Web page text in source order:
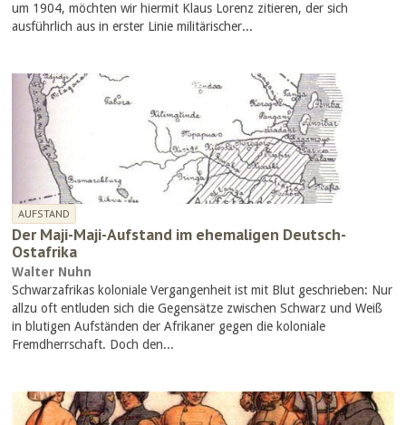
um 1904, möchten wir hiermit Klaus Lorenz zitieren, der sich
ausführlich aus in erster Linie militärischer...
AUFSTAND
Der Maji-Maji-Aufstand im ehemaligen Deutsch-
Ostafrika
Walter Nuhn
Schwarzafrikas koloniale Vergangenheit ist mit Blut geschrieben: Nur
allzu oft entluden sich die Gegensätze zwischen Schwarz und Weiß
in blutigen Aufständen der Afrikaner gegen die koloniale
Fremdherrschaft. Doch den...